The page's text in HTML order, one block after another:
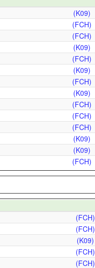
(K09)
(FCH)
(FCH)
(K09)
(FCH)
(K09)
(FCH)
(K09)
(FCH)
(FCH)
(FCH)
(K09)
(K09)
(FCH)
(FCH)
(FCH)
(K09)
(FCH)
(FCH)